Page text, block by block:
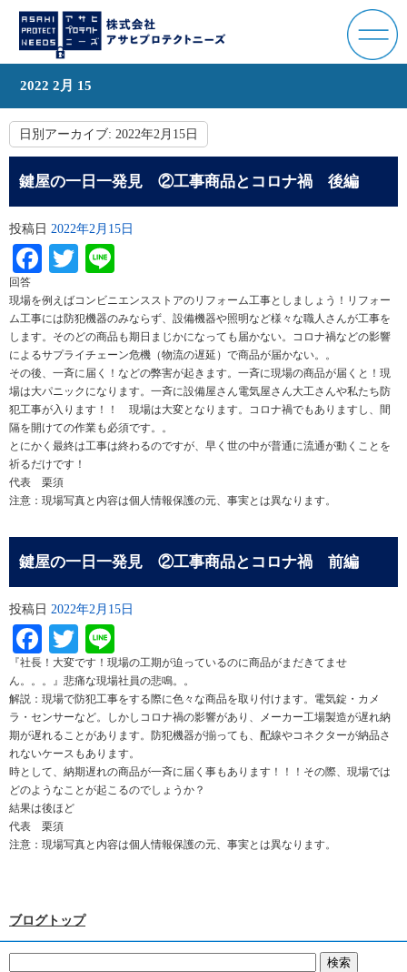
2022 2月 15
日別アーカイブ: 2022年2月15日
鍵屋の一日一発見 ②工事商品とコロナ禍 後編
投稿日 2022年2月15日
Facebook
Twitter
回答
現場を例えばコンビニエンスストアのリフォーム工事としましょう！リフォー
ム工事には防犯機器のみならず、設備機器や照明など様々な職人さんが工事を
します。そのどの商品も期日まじかになっても届かない。コロナ禍などの影響
によるサプライチェーン危機（物流の遅延）で商品が届かない。。
その後、一斉に届く！などの弊害が起きます。一斉に現場の商品が届くと！現
場は大パニックになります。一斉に設備屋さん電気屋さん大工さんや私たち防
犯工事が入ります！！ 現場は大変となります。コロナ禍でもありますし、間
隔を開けての作業も必須です。。
とにかく最終は工事は終わるのですが、早く世の中が普通に流通が動くことを
祈るだけです！
代表 栗須
注意：現場写真と内容は個人情報保護の元、事実とは異なります。
鍵屋の一日一発見 ②工事商品とコロナ禍 前編
投稿日 2022年2月15日
Facebook
Twitter
『社長！大変です！現場の工期が迫っているのに商品がまだきてませ
ん。。。』悲痛な現場社員の悲鳴。。
解説：現場で防犯工事をする際に色々な商品を取り付けます。電気錠・カメ
ラ・センサーなど。しかしコロナ禍の影響があり、メーカー工場製造が遅れ納
期が遅れることがあります。防犯機器が揃っても、配線やコネクターが納品さ
れないケースもあります。
時として、納期遅れの商品が一斉に届く事もあります！！！その際、現場では
どのようなことが起こるのでしょうか？
結果は後ほど
代表 栗須
注意：現場写真と内容は個人情報保護の元、事実とは異なります。
ブログトップ